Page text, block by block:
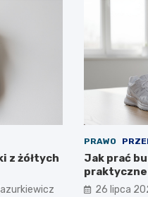
z żółtych
PRAWO
Jak prać
26 lipca